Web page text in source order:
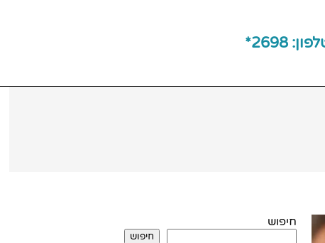
2698*
חיפוש
חיפוש